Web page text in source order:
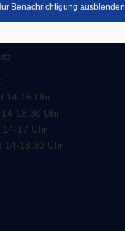
Benachrichtigung ausblenden
14-16 Uhr
18:30 Uhr
14-17 Uhr
14-18:30 Uhr